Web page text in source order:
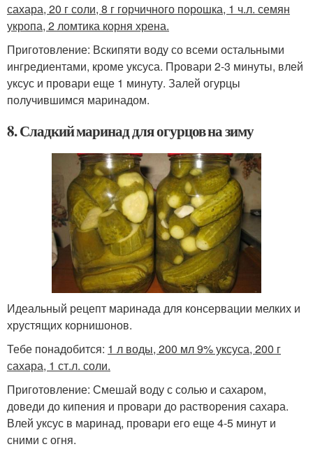
сахара, 20 г соли, 8 г горчичного порошка, 1 ч.л. семян
укропа, 2 ломтика корня хрена.
Приготовление: Вскипяти воду со всеми остальными
ингредиентами, кроме уксуса. Провари 2-3 минуты, влей
уксус и провари еще 1 минуту. Залей огурцы
получившимся маринадом.
8. Сладкий маринад для огурцов на зиму
Идеальный рецепт маринада для консервации мелких и
хрустящих корнишонов.
Тебе понадобится: 1 л воды, 200 мл 9% уксуса, 200 г
сахара, 1 ст.л. соли.
Приготовление: Смешай воду с солью и сахаром,
доведи до кипения и провари до растворения сахара.
Влей уксус в маринад, провари его еще 4-5 минут и
сними с огня.